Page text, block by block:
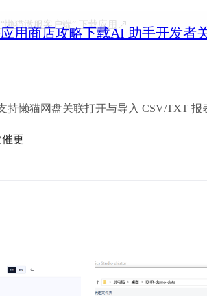
应用商店攻略下载AI 助手开发者
“懒猫微服客户端”下载应用
持懒猫网盘关联打开与导入 CSV/TXT 报
催更